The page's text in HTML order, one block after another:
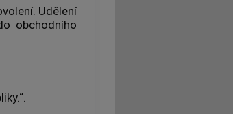
Udělení
obchodního